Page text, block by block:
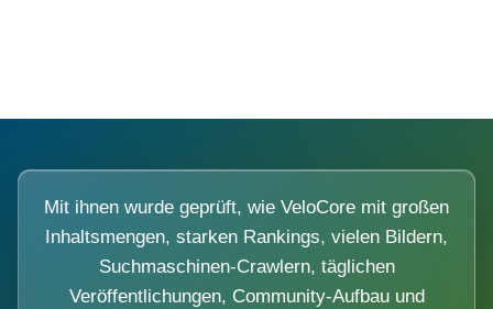
Mit ihnen wurde geprüft, wie VeloCore mit großen
Inhaltsmengen, starken Rankings, vielen Bildern,
Suchmaschinen-Crawlern, täglichen
Veröffentlichungen, Community-Aufbau und